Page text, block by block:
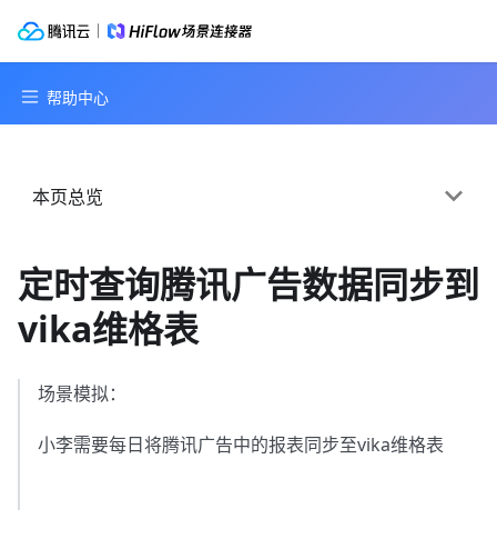
本页总览
定时查询腾讯广告数据同步到
vika维格表
场景模拟：
小李需要每日将腾讯广告中的报表同步至vika维格表